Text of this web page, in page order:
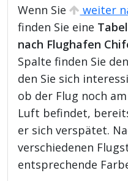
Wenn Sie weiter
finden Sie eine
nach Flughafen
Spalte finden Sie
den Sie sich
ob der Flug noch
Luft befindet,
er sich verspätet.
verschiedenen
entsprechende